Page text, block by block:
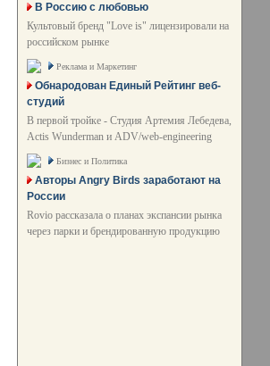
В Россию с любовью
Культовый бренд "Love is" лицензировали на
российском рынке
Реклама и Маркетинг
Обнародован Единый Рейтинг веб-
студий
В первой тройке - Студия Артемия Лебедева,
Actis Wunderman и ADV/web-engineering
Бизнес и Политика
Авторы Angry Birds заработают на
России
Rovio рассказала о планах экспансии рынка
через парки и брендированную продукцию